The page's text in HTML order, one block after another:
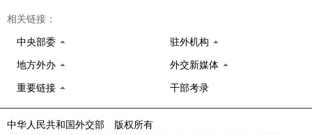
相关链接：
中央部委 驻外机构
地方外办 外交新媒体
重要链接 干部考录
中华人民共和国外交部 版权所有